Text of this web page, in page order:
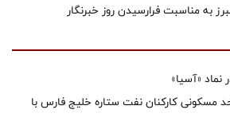
به مناسبت فرارسیدن روز خبرنگار
«آسیا»
۲ هزار واحد مسکونی کارکنان نفت ستاره خلیج فارس با